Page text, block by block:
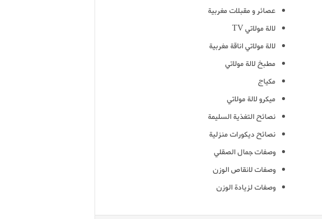
عصائر و مقبلات مغربية
لالة مولاتي TV
لالة مولاتي اناقة مغربية
مطبخ لالة مولاتي
مكياج
ميكرو لالة مولاتي
نصائح التغذية السليمة
نصائح ديكورات منزلية
وصفات جمال الصقلي
وصفات لانقاص الوزن
وصفات لزيادة الوزن